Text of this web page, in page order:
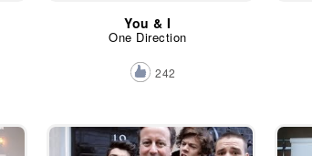
You & I
One Direction
242